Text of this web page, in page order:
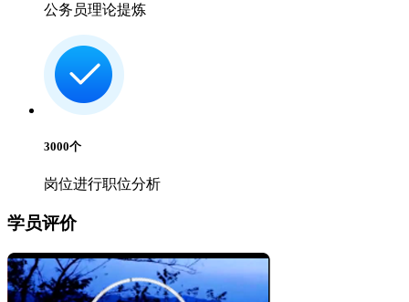
公务员理论提炼
3000个
岗位进行职位分析
学员评价